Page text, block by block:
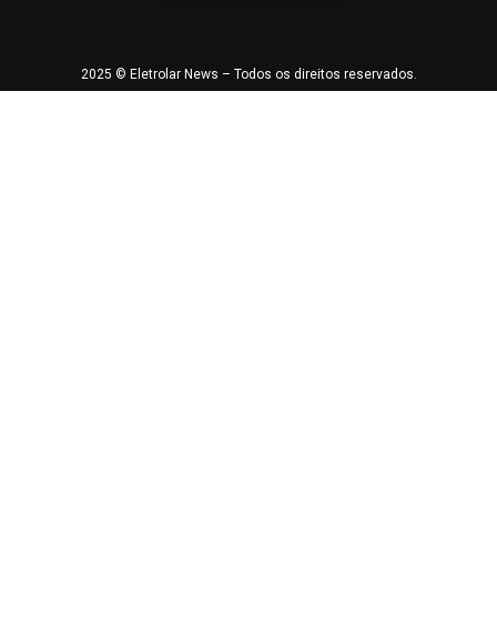
2025 © Eletrolar News – Todos os direitos reservados.